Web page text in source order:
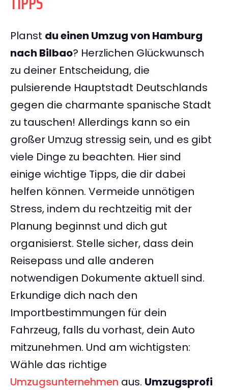
Planst du einen Umzug von Hamburg
nach Bilbao? Herzlichen Glückwunsch
zu deiner Entscheidung, die
pulsierende Hauptstadt Deutschlands
gegen die charmante spanische Stadt
zu tauschen! Allerdings kann so ein
großer Umzug stressig sein, und es gibt
viele Dinge zu beachten. Hier sind
einige wichtige Tipps, die dir dabei
helfen können. Vermeide unnötigen
Stress, indem du rechtzeitig mit der
Planung beginnst und dich gut
organisierst. Stelle sicher, dass dein
Reisepass und alle anderen
notwendigen Dokumente aktuell sind.
Erkundige dich nach den
Importbestimmungen für dein
Fahrzeug, falls du vorhast, dein Auto
mitzunehmen. Und am wichtigsten:
Wähle das richtige
Umzugsunternehmen aus. Umzugsprofi